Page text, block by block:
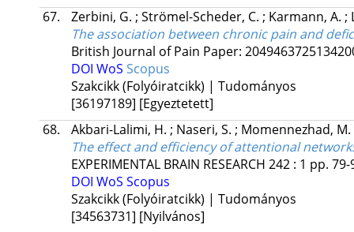
67.
Zerbini, G. ; Strömel-Scheder, C. ; Karmann, A. ;
The association between chronic pain and
British Journal of Pain Paper:
DOI WoS Scopus
Szakcikk (Folyóiratcikk) | Tudományos
[36197189] [Egyeztetett]
68.
Akbari-Lalimi, H. ; Naseri, S. ; Momennezhad, M.
The effect and efficiency of attentional
EXPERIMENTAL BRAIN RESEARCH 242: 1 pp.
DOI WoS Scopus
Szakcikk (Folyóiratcikk) | Tudományos
[34563731] [Nyilvános]